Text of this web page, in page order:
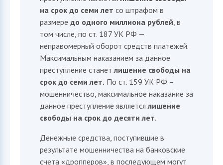
на срок до семи лет со штрафом в
размере до одного миллиона рублей , в
том числе, по ст. 187 УК РФ —
неправомерный оборот средств платежей.
Максимальным наказанием за данное
преступление станетлишение свободы на
срок до семи лет. По ст. 159 УК РФ –
мошенничество, максимальное наказание за
данное преступление являетсялишение
свободы на срок до десяти лет.
Денежные средства, поступившие в
результате мошенничества на банковские
счета «дропперов», в последующем могут